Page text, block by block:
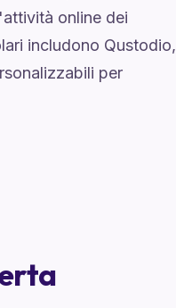
online dei
includono Qustodio,
per